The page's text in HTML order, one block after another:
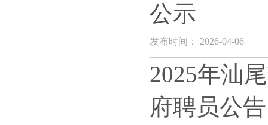
公示
发布时间： 2026-04-06
2025年汕
府聘员公告